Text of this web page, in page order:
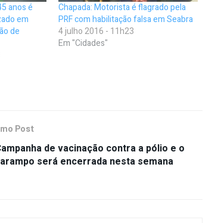
anos é
em
de
Chapada: Motorista é flagrado pela
PRF com habilitação falsa em Seabra
4 julho 2016 - 11h23
Em "Cidades"
Post
de vacinação contra a pólio e o
será encerrada nesta semana